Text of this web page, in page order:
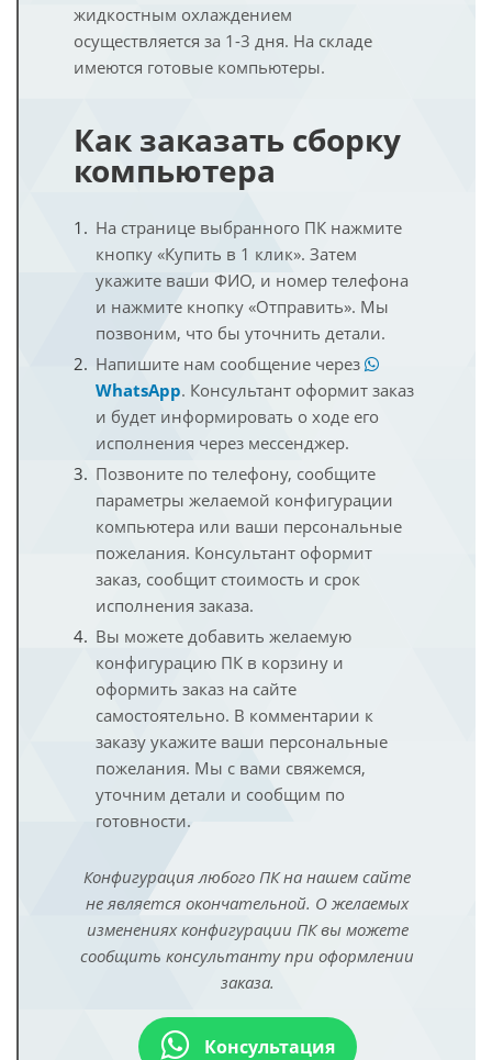
жидкостным охлаждением
осуществляется за 1-3 дня. На складе
имеются готовые компьютеры.
Как заказать сборку
компьютера
На странице выбранного ПК нажмите
кнопку «Купить в 1 клик». Затем
укажите ваши ФИО, и номер телефона
и нажмите кнопку «Отправить». Мы
позвоним, что бы уточнить детали.
Напишите нам сообщение через
WhatsApp. Консультант оформит заказ
и будет информировать о ходе его
исполнения через мессенджер.
Позвоните по телефону, сообщите
параметры желаемой конфигурации
компьютера или ваши персональные
пожелания. Консультант оформит
заказ, сообщит стоимость и срок
исполнения заказа.
Вы можете добавить желаемую
конфигурацию ПК в корзину и
оформить заказ на сайте
самостоятельно. В комментарии к
заказу укажите ваши персональные
пожелания. Мы с вами свяжемся,
уточним детали и сообщим по
готовности.
Конфигурация любого ПК на нашем сайте
не является окончательной. О желаемых
изменениях конфигурации ПК вы можете
сообщить консультанту при оформлении
заказа.
Консультация